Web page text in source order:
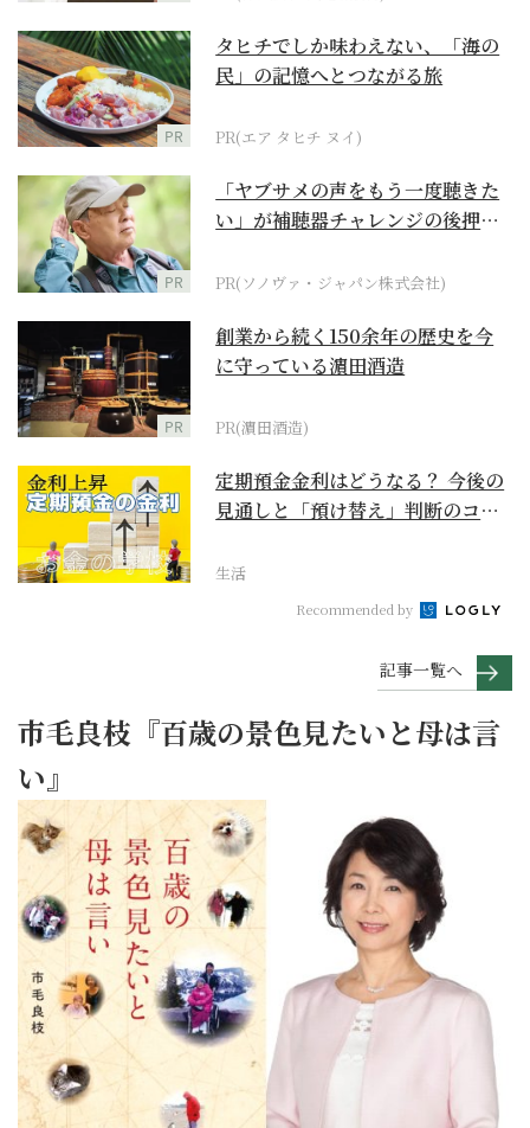
PR
タヒチでしか味わえない、「海の
民」の記憶へとつながる旅
PR(エア タヒチ ヌイ)
PR
「ヤブサメの声をもう一度聴きた
い」が補聴器チャレンジの後押し
PR(ソノヴァ・ジャパン株式会社)
PR
創業から続く150余年の歴史を今
に守っている濵田酒造
PR(濵田酒造)
定期預金金利はどうなる？ 今後の
見通しと「預け替え」判断のコツ
生活
Recommended by
記事一覧へ
市毛良枝『百歳の景色見たいと母は言
い』